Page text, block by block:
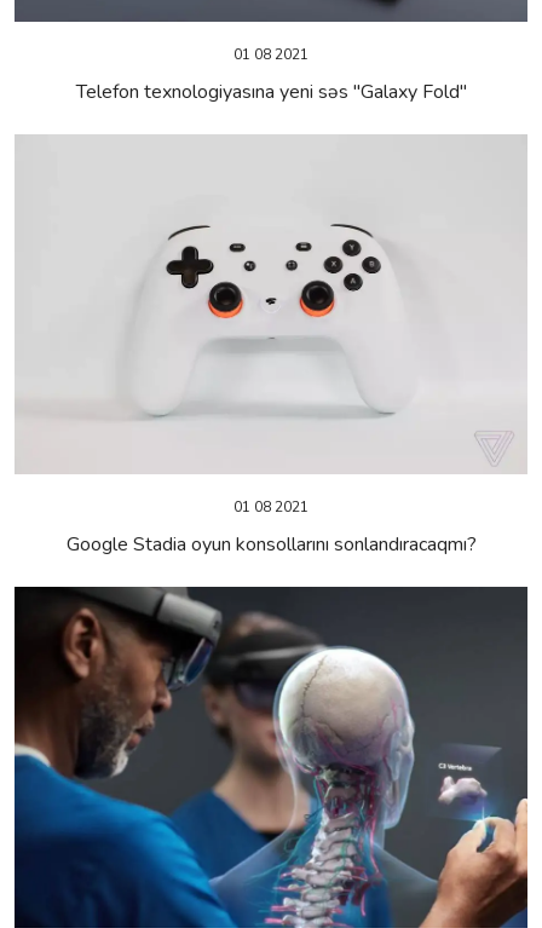
01 08 2021
Telefon texnologiyasına yeni səs "Galaxy Fold"
01 08 2021
Google Stadia oyun konsollarını sonlandıracaqmı?